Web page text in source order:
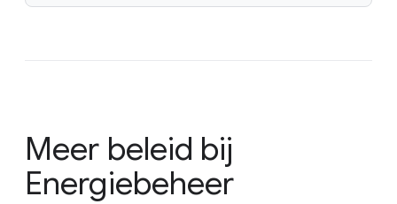
Meer beleid bij
Energiebeheer